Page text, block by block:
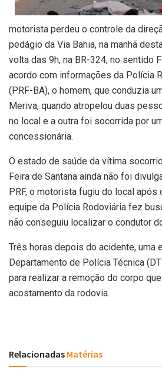
motorista perdeu o controle da
pedágio da Via Bahia, na manhã
volta das 9h, na BR-324, no sentido
acordo com informações da Polícia
(PRF-BA), o homem, que conduzia
Meriva, quando atropelou duas
no local e a outra foi socorrida por
concessionária.
O estado de saúde da vítima
Feira de Santana ainda não foi
PRF, o motorista fugiu do local após
equipe da Polícia Rodoviária fez
não conseguiu localizar o condutor
Três horas depois do acidente, uma
Departamento de Polícia Técnica
para realizar a remoção do corpo
acostamento da rodovia.
Relacionadas Matérias